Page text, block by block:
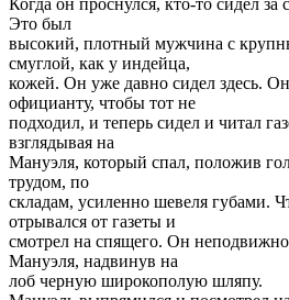
Это был
высокий, плотный мужчина с
смуглой, как у индейца,
кожей. Он уже давно сидел здесь.
официанту, чтобы тот не
подходил, и теперь сидел и читал
взглядывая на
Мануэля, который спал, положив
трудом, по
складам, усиленно шевеля губами.
отрывался от газеты и
смотрел на спящего. Он
Мануэля, надвинув на
лоб черную широкополую шляпу.